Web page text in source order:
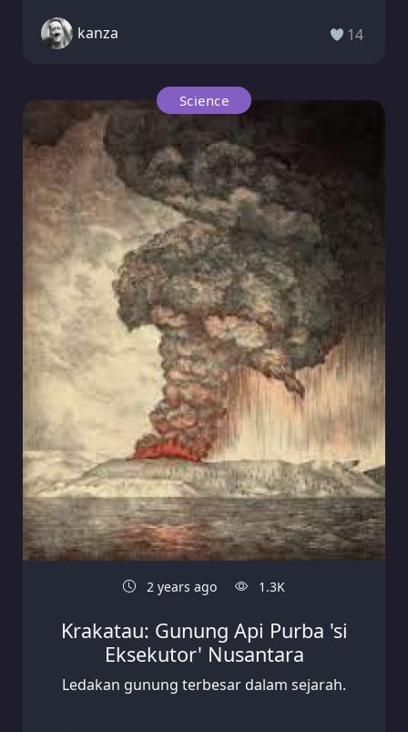
kanza 14
Science
2 years ago 1.3K
Krakatau: Gunung Api Purba 'si
Eksekutor' Nusantara
Ledakan gunung terbesar dalam sejarah.